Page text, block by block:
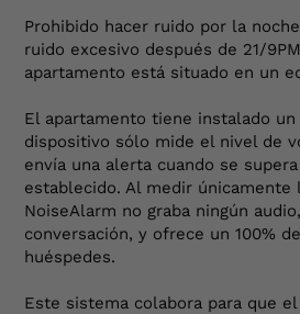
todo lo que Barcelona tiene
mientras se sienten como
Prohibido hacer ruido por la
ruido excesivo después de 21/
apartamento está situado en un
El apartamento tiene instalado
dispositivo sólo mide el nivel de
envía una alerta cuando se
establecido. Al medir únicamente
NoiseAlarm no graba ningún
conversación, y ofrece un 100%
huéspedes.
Este sistema colabora para que